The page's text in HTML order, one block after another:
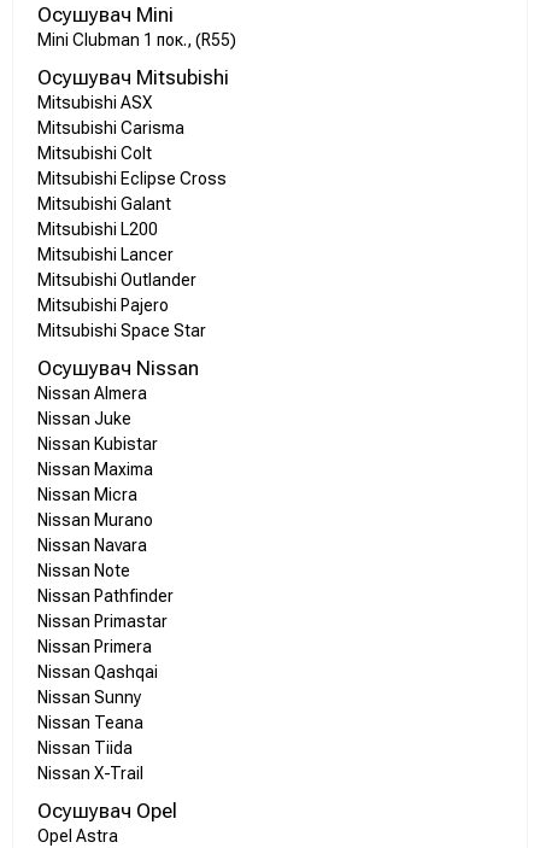
Осушувач Mini
Mini Clubman 1 пок., (R55)
Осушувач Mitsubishi
Mitsubishi ASX
Mitsubishi Carisma
Mitsubishi Colt
Mitsubishi Eclipse Cross
Mitsubishi Galant
Mitsubishi L200
Mitsubishi Lancer
Mitsubishi Outlander
Mitsubishi Pajero
Mitsubishi Space Star
Осушувач Nissan
Nissan Almera
Nissan Juke
Nissan Kubistar
Nissan Maxima
Nissan Micra
Nissan Murano
Nissan Navara
Nissan Note
Nissan Pathfinder
Nissan Primastar
Nissan Primera
Nissan Qashqai
Nissan Sunny
Nissan Teana
Nissan Tiida
Nissan X-Trail
Осушувач Opel
Opel Astra